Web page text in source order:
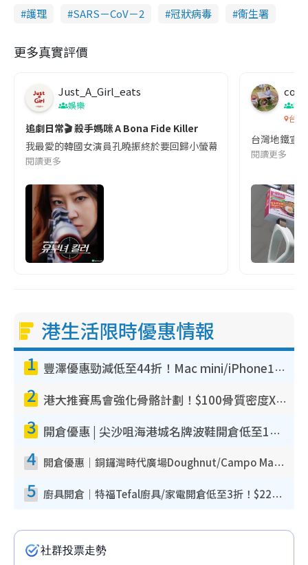
護理
SARS－CoV－2 冠狀病毒 衞生署
更多真實評價
Just_A_Girl_eats
娛樂
追劇日常🎬 殺手媽咪 A Bona Fide Killer
我最愛的韓國女演員孔曉振終於要回歸小螢幕啦!這次的劇本改編
閱讀更多
co
吹
台灣
台灣地鐵宣
閱讀更多
港生活限時優惠情報
1 豐澤優惠勁減低至44折！Mac mini/iPhone17Pro大減價！廚房家電$220起
2 港大推賽馬會強化骨骼計劃！$100骨質密度X光檢查 完成免費運動訓練送超市禮券！附參加資格
3 開倉優惠 | 尖沙咀海港城名牌波鞋開倉低至1折！On鞋$899起／Joy&Peace鞋履$98起
4 開倉優惠｜銅鑼灣時代廣場Doughnut/Campo Marzio開倉低至1折！背囊、書包、手袋劈價$200起
5 廚具開倉｜特福Tefal廚具/家電開倉低至3折！$220起買平底鍋/炒鑊/湯煲！電飯煲/吸塵機/燙斗$418起